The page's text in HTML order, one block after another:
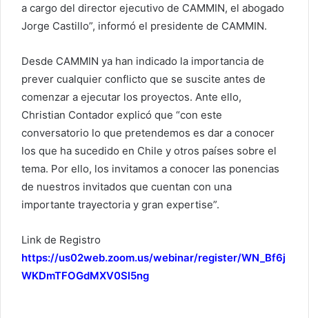
a cargo del director ejecutivo de CAMMIN, el abogado
Jorge Castillo”, informó el presidente de CAMMIN.
Desde CAMMIN ya han indicado la importancia de
prever cualquier conflicto que se suscite antes de
comenzar a ejecutar los proyectos. Ante ello,
Christian Contador explicó que “con este
conversatorio lo que pretendemos es dar a conocer
los que ha sucedido en Chile y otros países sobre el
tema. Por ello, los invitamos a conocer las ponencias
de nuestros invitados que cuentan con una
importante trayectoria y gran expertise”.
Link de Registro
https://us02web.zoom.us/webinar/register/WN_Bf6j
WKDmTFOGdMXV0Sl5ng